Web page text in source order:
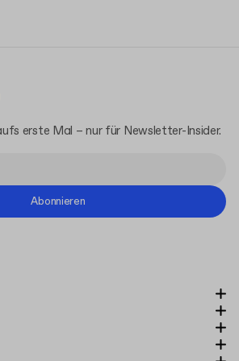
erste Mal – nur für Newsletter-Insider.
Abonnieren